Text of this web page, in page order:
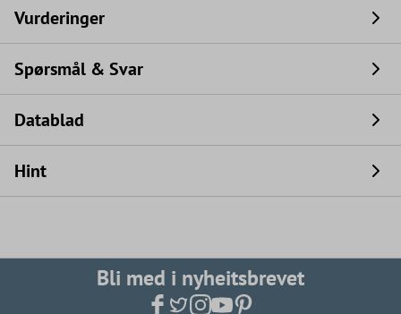
Vurderinger
Spørsmål & Svar
Datablad
Hint
Bli med i nyheitsbrevet